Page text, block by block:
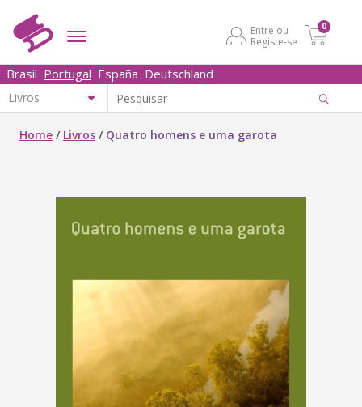
Entre ou
Registe-se
0
Brasil Portugal España Deutschland
Home / Livros / Quatro homens e uma garota